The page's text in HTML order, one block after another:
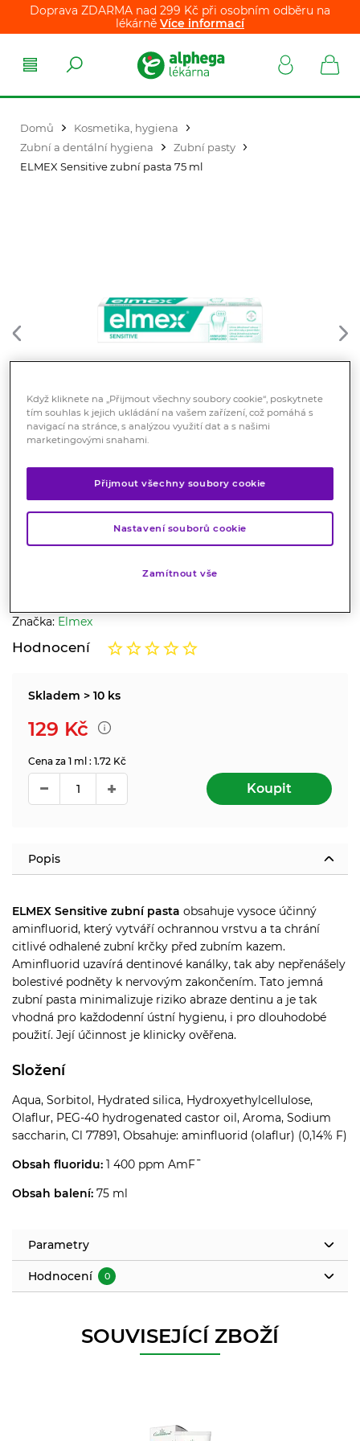
Doprava ZDARMA nad 299 Kč při osobním odběru na
lékárně Více informací
Domů
Kosmetika, hygiena
Zubní a dentální hygiena
Zubní pasty
ELMEX Sensitive zubní pasta 75 ml
ELMEX Sensitive zubní pasta 75
ml
Kosmetika
Jemná zubní pasta, která minimalizuje riziko abraze
Značka: Elmex
Hodnocení
Skladem > 10 ks
129 Kč
Cena za 1 ml : 1.72 Kč
Koupit
Popis
ELMEX Sensitive zubní pasta obsahuje vysoce účinný
aminfluorid, který vytváří ochrannou vrstvu a ta chrání
citlivé odhalené zubní krčky před zubním kazem.
Aminfluorid uzavírá dentinové kanálky, tak aby nepřenášely
bolestivé podněty k nervovým zakončením. Tato jemná
zubní pasta minimalizuje riziko abraze dentinu a je tak
vhodná pro každodenní ústní hygienu, i pro dlouhodobé
použití. Její účinnost je klinicky ověřena.
Složení
Aqua, Sorbitol, Hydrated silica, Hydroxyethylcellulose,
Olaflur, PEG-40 hydrogenated castor oil, Aroma, Sodium
saccharin, Cl 77891, Obsahuje: aminfluorid (olaflur) (0,14% F)
Obsah fluoridu: 1 400 ppm AmF¯
Obsah balení: 75 ml
Parametry
Hodnocení 0
SOUVISEJÍCÍ ZBOŽÍ
Když kliknete na „Přijmout všechny soubory cookie“, poskytnete
tím souhlas k jejich ukládání na vašem zařízení, což pomáhá s
navigací na stránce, s analýzou využití dat a s našimi
marketingovými snahami.
Přijmout všechny soubory cookie
Nastavení souborů cookie
Zamítnout vše